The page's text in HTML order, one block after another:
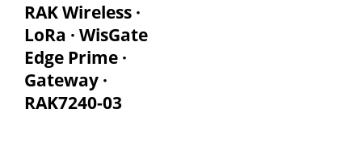
RAK Wireless ·
LoRa · WisGate
Edge Prime ·
Gateway ·
RAK7240-03